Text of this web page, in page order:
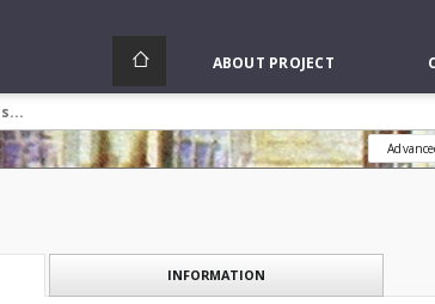
ABOUT PROJECT
INFORMATION